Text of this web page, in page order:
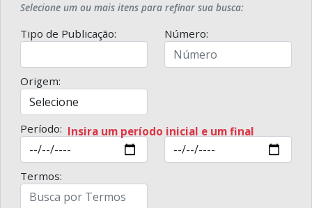
Selecione um ou mais itens para refinar sua busca:
Tipo de Publicação: Número:
Origem:
Período: Insira um período inicial e um final
Termos: